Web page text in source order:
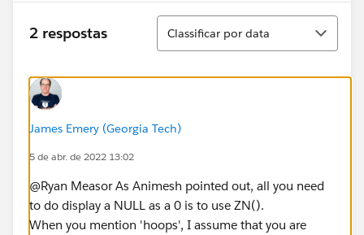
2 respostas
Classificar
Classificar por data
James Emery (Georgia Tech)
5 de abr. de 2022 13:02
@Ryan Measor​ As Animesh pointed out, all you need
to do display a NULL as a 0 is to use ZN().
When you mention 'hoops', I assume that you are